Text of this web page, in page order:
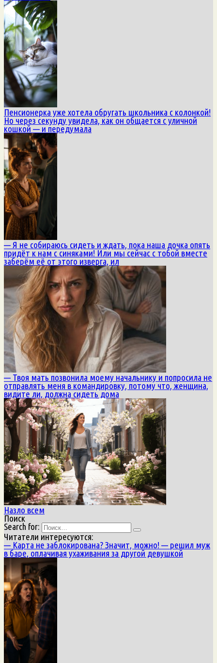
Пенсионерка уже хотела обругать школьника с колонкой!
Но через секунду увидела, как он общается с уличной
кошкой — и передумала
— Я не собираюсь сидеть и ждать, пока наша дочка опять
придёт к нам с синяками! Или мы сейчас с тобой вместе
заберём её от этого изверга, ил
— Твоя мать позвонила моему начальнику и попросила не
отправлять меня в командировку, потому что, женщина,
видите ли, должна сидеть дома
Назло всем
Поиск
Search for:
Читатели интересуются:
— Карта не заблокирована? Значит, можно! — решил муж
в баре, оплачивая ухаживания за другой девушкой